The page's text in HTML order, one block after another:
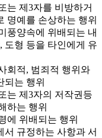
는 제3자를 비방하거
명예를 손상하는 행위
풍양속에 위배되는 내
도형 등을 타인에게 유
회적, 범죄적 행위와
되는 행위
는 제3자의 저작권등
하는 행위
에 위배되는 행위
규정하는 사항과 서